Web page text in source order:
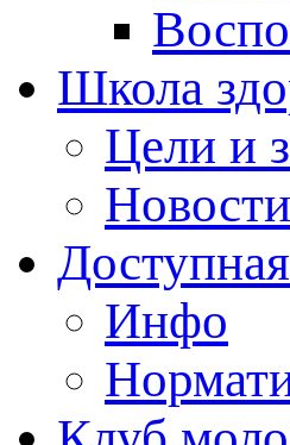
Школа
Цели и
Новости
Инфо